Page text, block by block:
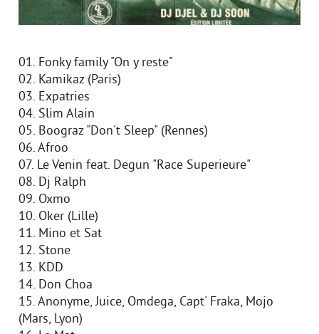
01. Fonky family "On y reste"
02. Kamikaz (Paris)
03. Expatries
04. Slim Alain
05. Boograz "Don't Sleep" (Rennes)
06. Afroo
07. Le Venin feat. Degun "Race Superieure"
08. Dj Ralph
09. Oxmo
10. Oker (Lille)
11. Mino et Sat
12. Stone
13. KDD
14. Don Choa
15. Anonyme, Juice, Omdega, Capt' Fraka, Mojo
(Mars, Lyon)